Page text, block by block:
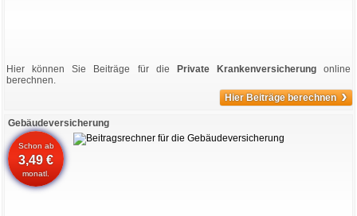
Hier können Sie Beiträge für die Private Krankenversicherungonline
berechnen.
Hier Beiträge berechnen ›
Gebäudeversicherung
Schon ab
3,49 €
monatl.